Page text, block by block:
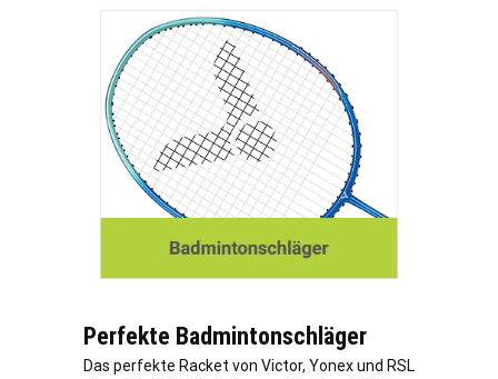
Perfekte Badmintonschläger
Das perfekte Racket von Victor, Yonex und RSL